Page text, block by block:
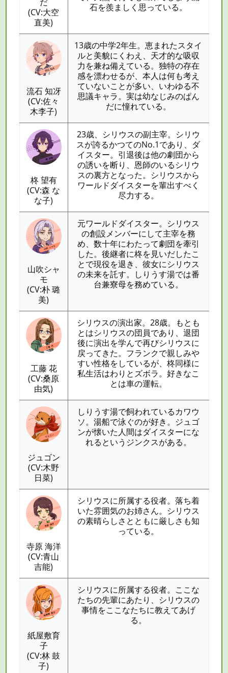
(CV:大空
直美)
石を羨ましく思っている。
流石 知冴
(CV:佐々
木李子)
13歳の中学2年生。恵まれたスタイ
ルと美貌にくわえ、天才的な吸収
力を兼ね備えている。独特の存在
感を漂わせるが、本人は何も考え
ていないことが多い、いわゆる不
思議キャラ。実は幼なじみのぱん
だに憧れている。
柊 望有
(CV:森 な
な子)
23歳、シリウスの副主宰。シリウ
スが誇るかつてのNo.1であり、ダ
イスター。引退後は他の劇団から
の誘いを断り、恩師のいるシリウ
スの裏方となった。シリウスから
ワールドダイスターを輩出すべく
尽力する。
山吹シャ
モ
(CV:朴 璐
美)
元ワールドダイスター。シリウス
の創設メンバーにして主宰を務
め、数十年にわたって劇団を牽引
した。後継者に柊を見いだしたこ
とで現役を退き、彼女にシリウス
の未来を託す。しりうす湯では番
台兼寮母を務めている。
工藤 花
(CV:桑原
由気)
シリウスの演出家。28歳。もとも
とはシリウスの団員であり、退団
後に演出を学んで再びシリウスに
戻ってきた。フランクで親しみや
すい性格をしているが、柊同様に
私生活はわりとズボラ。好きなこ
とは車の運転。
ジュゴン
(CV:木野
日菜)
しりうす湯で飼われているカワウ
ソ。湯船で泳ぐのが好き。ジュゴ
ンが懐いた人間はダイスターにな
れるというジンクスがある。
寺原 海洋
(CV:青山
吉能)
シリウスに所属する役者。落ち着
いた雰囲気のお姉さん。シリウス
の素晴らしさとともに厳しさも知
っている。
紙屋敷育
子
(CV:林 鼓
子)
シリウスに所属する役者。ここな
たちの先輩にあたり、シリウスの
事情をここなたちに教えてあげ
る。